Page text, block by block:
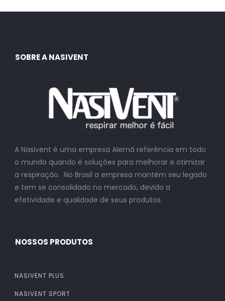
SOBRE A NASIVENT
A Nasivent é uma empresa Alemã referência em todo
o mundo quando é soluções para melhorar e otimizar
a respiração. No Brasil a empresa mantém seu legado
e tem se consolidado no mercado, devido a
efetividade e qualidade de seus produtos.
NOSSOS PRODUTOS
NASIVENT PLUS
NASIVENT SPORT